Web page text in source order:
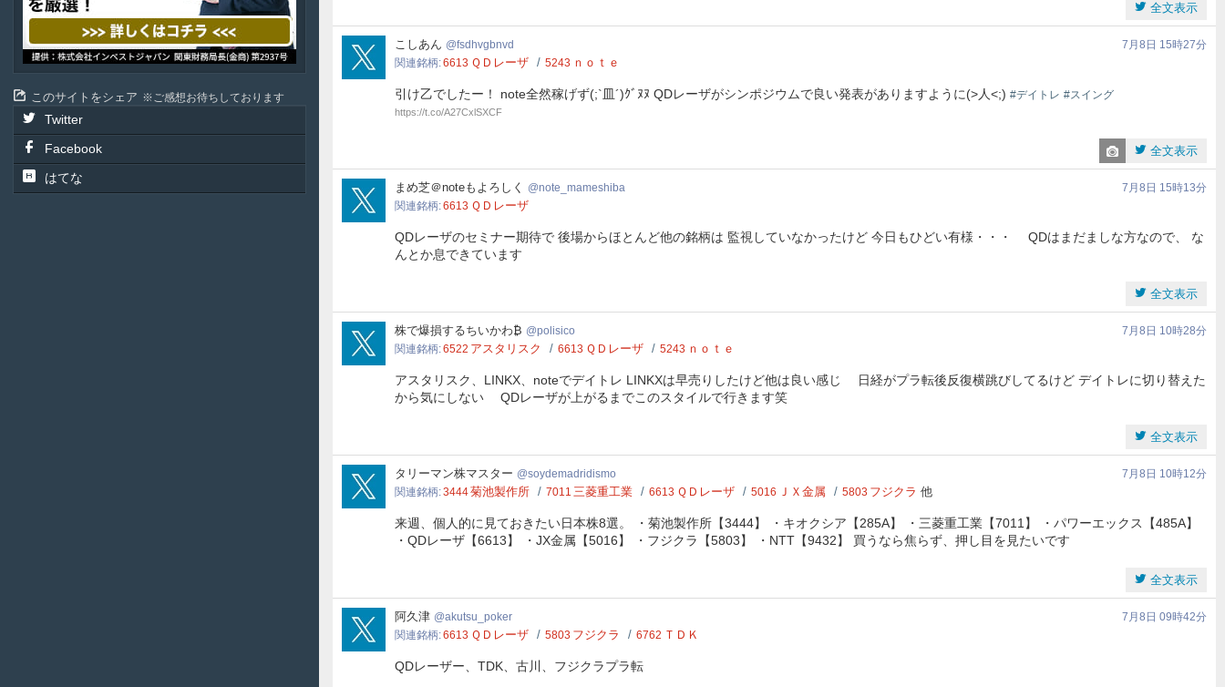
このサイトをシェア ご感想お待ちしております
Twitter
Facebook
はてな
全文表示
fsdhvgbnvd
こしあん fsdhvgbnvd
7月8日 15時27分
関連銘柄 6613 ＱＤレーザ 5243 ｎｏｔｅ
引け乙でしたー！ note全然稼げず(;`皿´)ｸﾞﾇﾇ QDレーザがシンポジウムで良い発表がありますように(>人<;) #デイトレ #スイング
https://t.co/A27CxlSXCF
全文表示
note_mameshiba
まめ芝＠noteもよろしく note_mameshiba
7月8日 15時13分
関連銘柄 6613 ＱＤレーザ
QDレーザのセミナー期待で 後場からほとんど他の銘柄は 監視していなかったけど 今日もひどい有様・・・ QDはまだましな方なので、 な
んとか息できています
全文表示
polisico
株で爆損するちいかわ₿ polisico
7月8日 10時28分
関連銘柄 6522 アスタリスク 6613 ＱＤレーザ 5243 ｎｏｔｅ
アスタリスク、LINKX、noteでデイトレ LINKXは早売りしたけど他は良い感じ 日経がプラ転後反復横跳びしてるけど デイトレに切り替えた
から気にしない QDレーザが上がるまでこのスタイルで行きます笑
全文表示
soydemadridismo
タリーマン株マスター soydemadridismo
7月8日 10時12分
関連銘柄 3444菊池製作所 7011 三菱重工業 6613 ＱＤレーザ 5016 ＪＸ金属 5803 フジクラ 他
来週、個人的に見ておきたい日本株8選。 ・菊池製作所【3444】 ・キオクシア【285A】 ・三菱重工業【7011】 ・パワーエックス【485A】
・QDレーザ【6613】 ・JX金属【5016】 ・フジクラ【5803】 ・NTT【9432】 買うなら焦らず、押し目を見たいです
全文表示
akutsu_poker
阿久津 akutsu_poker
7月8日 09時42分
関連銘柄 6613 ＱＤレーザ 5803 フジクラ 6762 ＴＤＫ
QDレーザー、TDK、古川、フジクラプラ転